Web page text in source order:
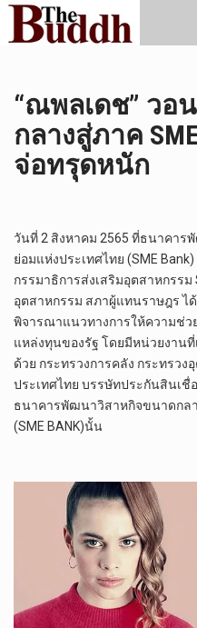
“ณพลเดช” วอ
กลางสู่ภาค
จ่อทรุดหนัก
วันที่ 2 สิงหาคม 2565 ที่ธนาคา
ย่อมแห่งประเทศไทย (SME
กรรมาธิการส่งเสริมอุตสาหกรร
อุตสาหกรรม สภาผู้แทนราษฎร ไ
พิจารณาแนวทางการให้ความช่ว
แหล่งทุนของรัฐ โดยมีหน่วยงาน
ด้วย กระทรวงการคลัง กระทรว
ประเทศไทย บรรษัทประกันสินเ
ธนาคารพัฒนาวิสาหกิจขนาดกล
(SME BANK)นั้น